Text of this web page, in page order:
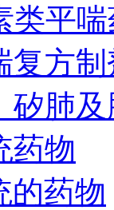
类平
复方制
矽肺
药物
的药物